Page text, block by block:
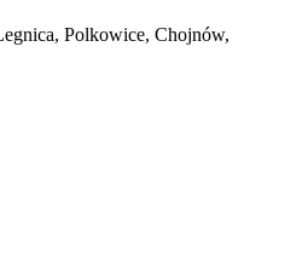
Polkowice, Chojnów,